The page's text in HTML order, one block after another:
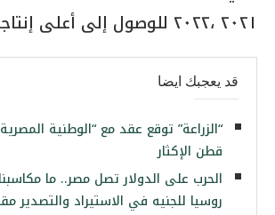
٢٠٢١ ،٢٠٢٢ للوصول إلى أعلى إنتاجية للفدان.
قد يعجبك ايضا
“الزراعة” توقع عقد مع “الوطنية
قطن الإكثار
الحرب على الدولار تصل مصر.. ما
روسيا للجنيه في الاستيراد والتصدير